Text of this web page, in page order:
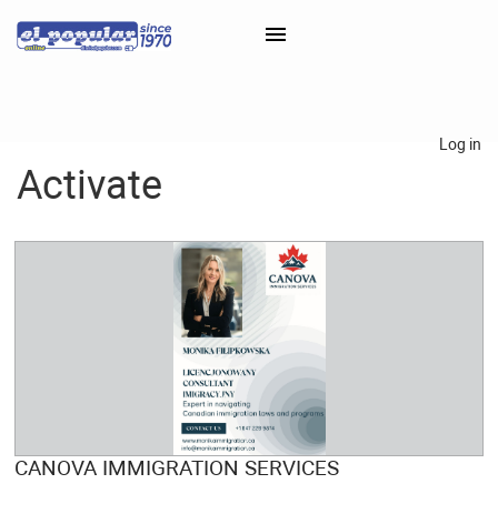
Classifieds
Categorías
Iniciar sesión con Clascal
Log in
Activate
CANOVA IMMIGRATION SERVICES